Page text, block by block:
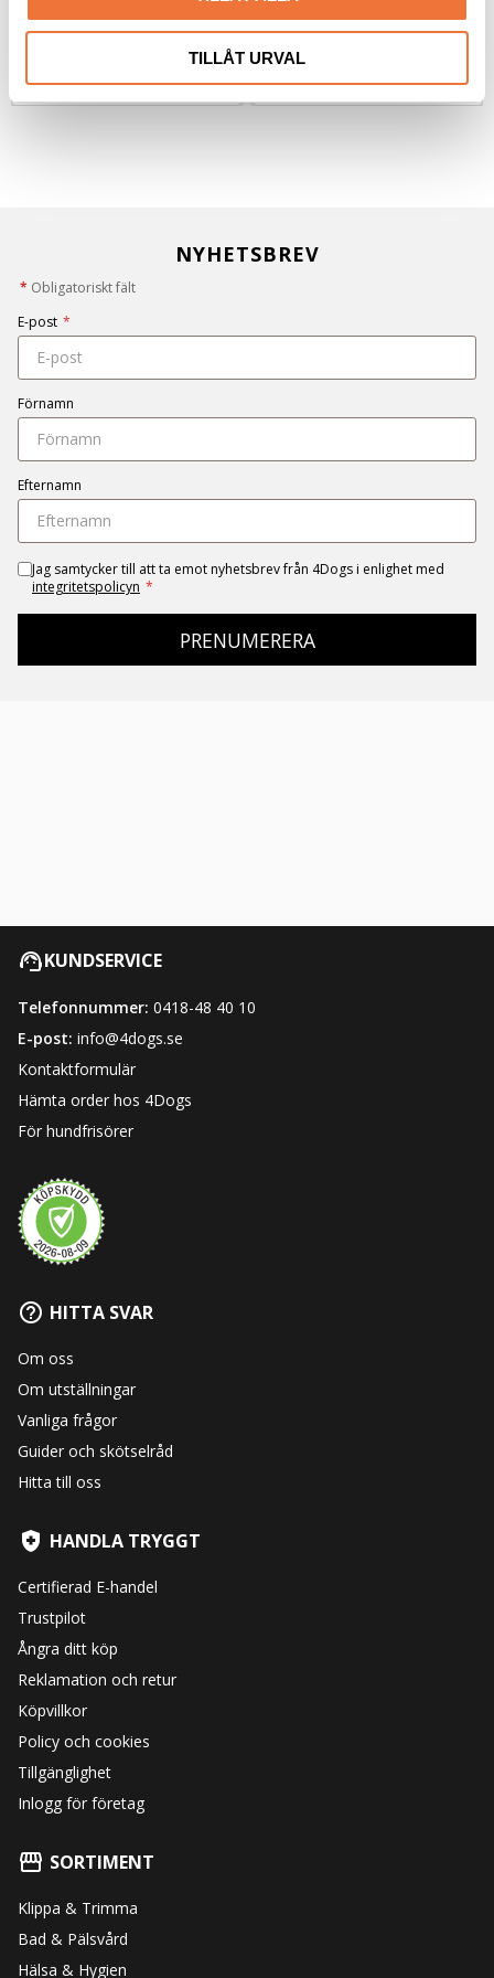
TILLÅT URVAL
NYHETSBREV
* Obligatoriskt fält
E-post *
Förnamn
Efternamn
Jag samtycker till att ta emot nyhetsbrev från 4Dogs i enlighet med
integritetspolicyn *
PRENUMERERA
KUNDSERVICE
Telefonnummer: 0418-48 40 10
E-post: info@4dogs.se
Kontaktformulär
Hämta order hos 4Dogs
För hundfrisörer
HITTA SVAR
Om oss
Om utställningar
Vanliga frågor
Guider och skötselråd
Hitta till oss
HANDLA TRYGGT
Certifierad E-handel
Trustpilot
Ångra ditt köp
Reklamation och retur
Köpvillkor
Policy och cookies
Tillgänglighet
Inlogg för företag
SORTIMENT
Klippa & Trimma
Bad & Pälsvård
Hälsa & Hygien